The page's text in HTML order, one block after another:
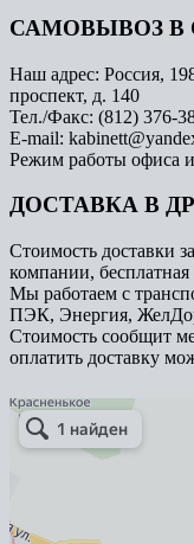
САМОВЫВОЗ В
Наш адрес: Россия,
проспект, д. 140
Тел./Факс: (812) 376-
E-mail:
Режим работы офиса
ДОСТАВКА В
Стоимость доставки
компании,
Мы работаем с
ПЭК, Энергия,
Стоимость сообщит
оплатить доставку
Арметкон
Металлическая мебель в
Торговое оборудование в